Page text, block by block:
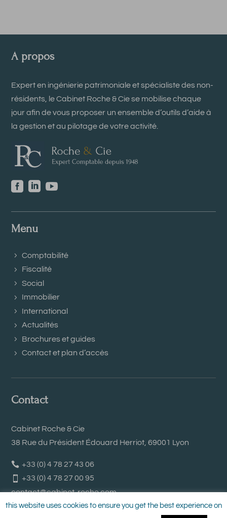
A propos
Expert en ingénierie patrimoniale et spécialiste des non-
résidents, le Cabinet Roche & Cie se mobilise chaque
jour afin de vous proposer un ensemble d’outils d’aide à
la gestion et au pilotage de votre activité.
  
Menu
Comptabilité
Fiscalité
Social
Immobilier
International
Actualités
Brochures et guides
Contact et plan d’accès
Contact
Cabinet Roche & Cie
38 Rue du Président Édouard Herriot, 69001 Lyon
+33 (0) 4 78 27 43 06
+33 (0) 4 78 27 00 95
contact@cabinet-roche.com
this website uses cookies to ensure you get the best experience on